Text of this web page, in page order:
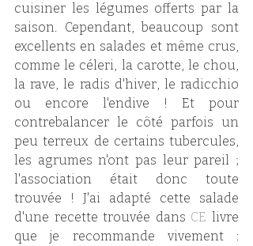
cuisiner les légumes offerts par la
saison. Cependant, beaucoup sont
excellents en salades et même crus,
comme le céleri, la carotte, le chou,
la rave, le radis d'hiver, le radicchio
ou encore l'endive ! Et pour
contrebalancer le côté parfois un
peu terreux de certains tubercules,
les agrumes n'ont pas leur pareil ;
l'association était donc toute
trouvée ! J'ai adapté cette salade
d'une recette trouvée dans CE livre